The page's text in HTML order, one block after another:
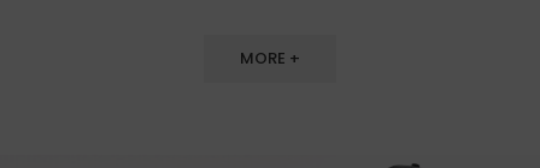
MORE +